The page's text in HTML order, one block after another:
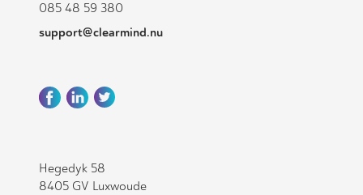
085 48 59 380
support@clearmind.nu
Hegedyk 58
8405 GV Luxwoude